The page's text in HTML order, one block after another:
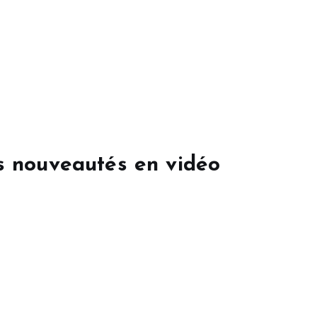
nouveautés en vidéo